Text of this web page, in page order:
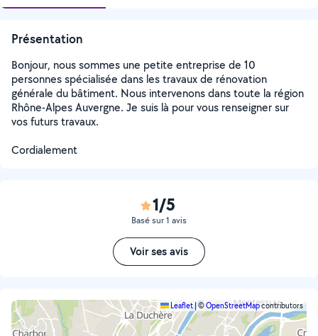
Présentation
Bonjour, nous sommes une petite entreprise de 10
personnes spécialisée dans les travaux de rénovation
générale du bâtiment. Nous intervenons dans toute la région
Rhône-Alpes Auvergne. Je suis là pour vous renseigner sur
vos futurs travaux.
Cordialement
1/5
Basé sur 1 avis
Voir ses avis
Leaflet| ©OpenStreetMapcontributors